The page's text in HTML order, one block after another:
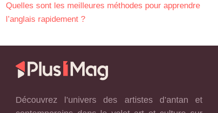
Quelles sont les meilleures méthodes pour apprendre
l’anglais rapidement ?
Découvrez l’univers des artistes d’antan et